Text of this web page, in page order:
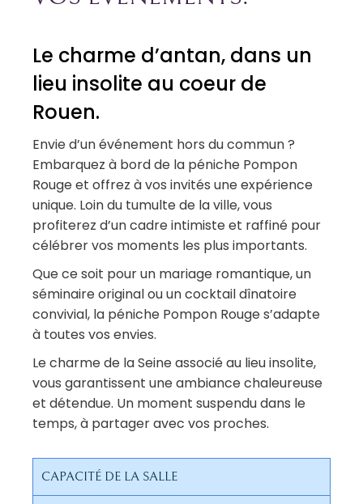
Le charme d’antan, dans un
lieu insolite au coeur de
Rouen.
Envie d’un événement hors du commun ?
Embarquez à bord de la péniche Pompon
Rouge et offrez à vos invités une expérience
unique. Loin du tumulte de la ville, vous
profiterez d’un cadre intimiste et raffiné pour
célébrer vos moments les plus importants.
Que ce soit pour un mariage romantique, un
séminaire original ou un cocktail dînatoire
convivial, la péniche Pompon Rouge s’adapte
à toutes vos envies.
Le charme de la Seine associé au lieu insolite,
vous garantissent une ambiance chaleureuse
et détendue. Un moment suspendu dans le
temps, à partager avec vos proches.
CAPACITÉ DE LA SALLE